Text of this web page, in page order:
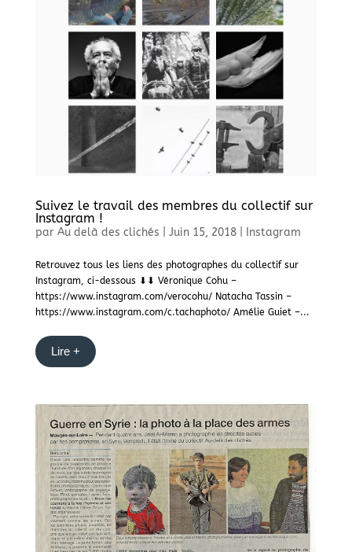
Suivez le travail des membres du collectif sur
Instagram !
par Au delà des clichés Juin 15, 2018| Instagram
Retrouvez tous les liens des photographes du collectif sur
Instagram, ci-dessous ⬇⬇ Véronique Cohu –
https://www.instagram.com/verocohu/ Natacha Tassin –
https://www.instagram.com/c.tachaphoto/ Amélie Guiet –...
Lire +